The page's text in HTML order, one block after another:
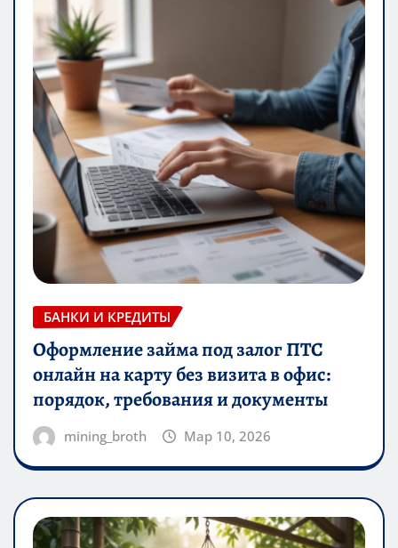
БАНКИ И КРЕДИТЫ
Оформление займа под залог ПТС
онлайн на карту без визита в офис:
порядок, требования и документы
mining_broth Мар 10, 2026